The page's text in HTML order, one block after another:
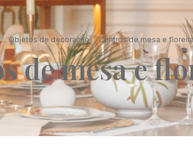
. Objetos de decoração . Centros de mesa e
de mesa e